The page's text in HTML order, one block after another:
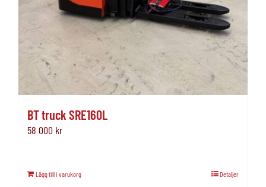
BT truck SRE160L
58 000 kr
Lägg till i varukorg Detaljer